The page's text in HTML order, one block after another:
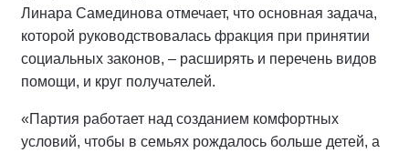
Линара Самединова отмечает, что основная задача,
которой руководствовалась фракция при принятии
социальных законов, – расширять и перечень видов
помощи, и круг получателей.
«Партия работает над созданием комфортных
условий, чтобы в семьях рождалось больше детей, а